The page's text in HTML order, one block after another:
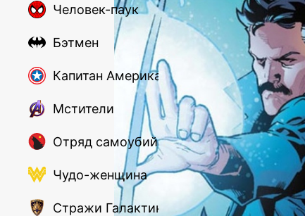
Человек-паук
Бэтмен
Капитан Америка
Мстители
Отряд самоубийц
Чудо-женщина
Стражи Галактики